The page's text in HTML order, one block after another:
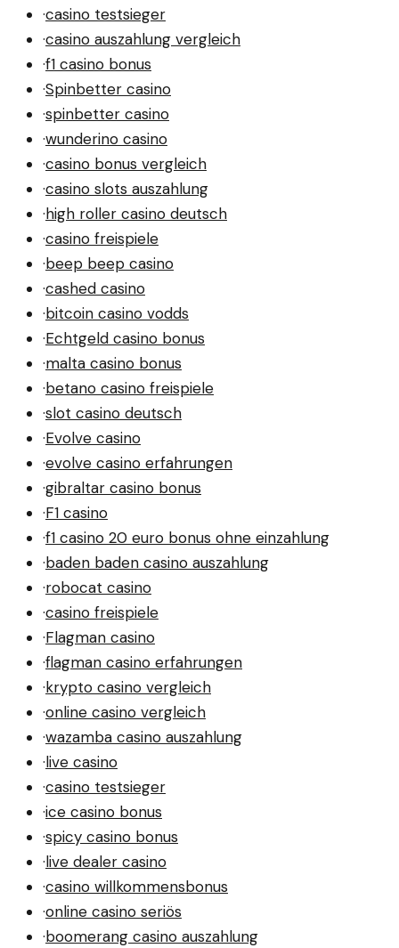
·casino testsieger
·casino auszahlung vergleich
·f1 casino bonus
·Spinbetter casino
·spinbetter casino
·wunderino casino
·casino bonus vergleich
·casino slots auszahlung
·high roller casino deutsch
·casino freispiele
·beep beep casino
·cashed casino
·bitcoin casino vodds
·Echtgeld casino bonus
·malta casino bonus
·betano casino freispiele
·slot casino deutsch
·Evolve casino
·evolve casino erfahrungen
·gibraltar casino bonus
·F1 casino
·f1 casino 20 euro bonus ohne einzahlung
·baden baden casino auszahlung
·robocat casino
·casino freispiele
·Flagman casino
·flagman casino erfahrungen
·krypto casino vergleich
·online casino vergleich
·wazamba casino auszahlung
·live casino
·casino testsieger
·ice casino bonus
·spicy casino bonus
·live dealer casino
·casino willkommensbonus
·online casino seriös
·boomerang casino auszahlung